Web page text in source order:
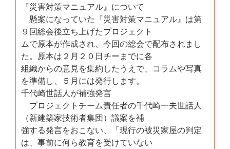
『災害対策マニュアル』について
懸案になっていた『災害対策マニュアル』は第
９回総会後立ち上げたプロジェクト
ムで原本が作成され、今回の総会で配布されまし
た。原本は２月２０日チーまでに各
組織からの意見を集約したうえで、コラムや写真
を準備し、５月には発行します。
千代崎世話人が補強発言
プロジェクトチーム責任者の千代崎一夫世話人
（新建築家技術者集団）議案を補
強する発言をおこない、「現行の被災家屋の判定
は、事前に何ら教育を受けていない